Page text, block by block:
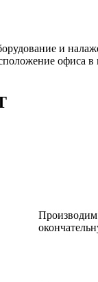
и
офиса
Производим